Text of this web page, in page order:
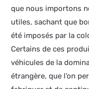
que nous importons
utiles, sachant que
été imposés par la
Certains de ces
véhicules de la
étrangère, que l’on